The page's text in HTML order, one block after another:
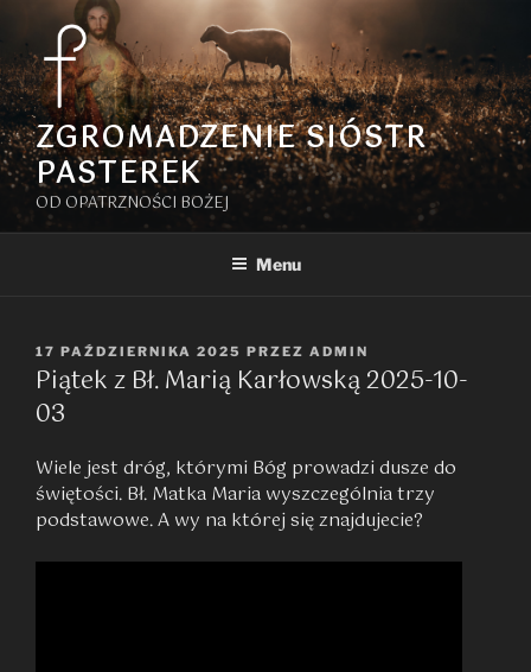
Przejdź
treści
ZGROMADZENIE SIÓSTR
PASTEREK
OD OPATRZNOŚCI BOŻEJ
Menu
OPUBLIKOWANE
W
17 PAŹDZIERNIKA 2025 PRZEZ ADMIN
Piątek z Bł. Marią Karłowską 2025-10-
03
Wiele jest dróg, którymi Bóg prowadzi dusze do
świętości. Bł. Matka Maria wyszczególnia trzy
podstawowe. A wy na której się znajdujecie?